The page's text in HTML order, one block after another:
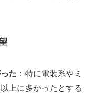
た ：特に電装系やミ
上に多かったとする